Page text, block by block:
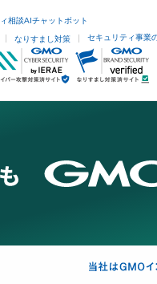
相談AIチャットボット
なりすまし対策 セキュリティ事業